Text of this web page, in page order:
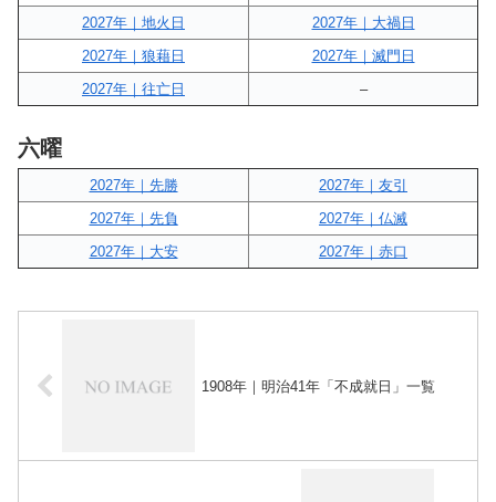
2027年｜地火日
2027年｜大禍日
2027年｜狼藉日
2027年｜滅門日
2027年｜往亡日
–
六曜
2027年｜先勝
2027年｜友引
2027年｜先負
2027年｜仏滅
2027年｜大安
2027年｜赤口
1908年｜明治41年「不成就日」一覧